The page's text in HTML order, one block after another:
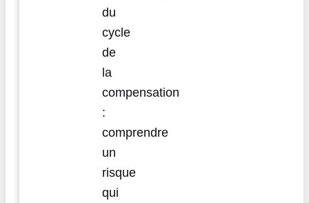
du
cycle
de
la
compensation
:
comprendre
un
risque
qui